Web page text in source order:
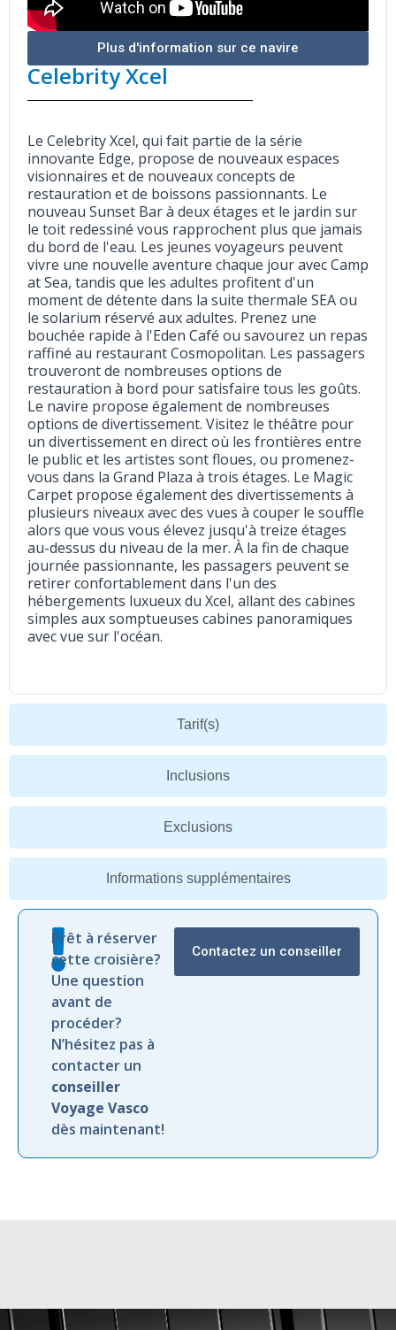
Tarif(s)
Inclusions
Exclusions
Informations supplémentaires
Plus d'information sur ce navire
Celebrity Xcel
Le Celebrity Xcel, qui fait partie de la série
innovante Edge, propose de nouveaux espaces
visionnaires et de nouveaux concepts de
restauration et de boissons passionnants. Le
nouveau Sunset Bar à deux étages et le jardin sur
le toit redessiné vous rapprochent plus que jamais
du bord de l'eau. Les jeunes voyageurs peuvent
vivre une nouvelle aventure chaque jour avec Camp
at Sea, tandis que les adultes profitent d'un
moment de détente dans la suite thermale SEA ou
le solarium réservé aux adultes. Prenez une
bouchée rapide à l'Eden Café ou savourez un repas
raffiné au restaurant Cosmopolitan. Les passagers
trouveront de nombreuses options de
restauration à bord pour satisfaire tous les goûts.
Le navire propose également de nombreuses
options de divertissement. Visitez le théâtre pour
un divertissement en direct où les frontières entre
le public et les artistes sont floues, ou promenez-
vous dans la Grand Plaza à trois étages. Le Magic
Carpet propose également des divertissements à
plusieurs niveaux avec des vues à couper le souffle
alors que vous vous élevez jusqu'à treize étages
au-dessus du niveau de la mer. À la fin de chaque
journée passionnante, les passagers peuvent se
retirer confortablement dans l'un des
hébergements luxueux du Xcel, allant des cabines
simples aux somptueuses cabines panoramiques
avec vue sur l'océan.
Prêt à réserver
cette croisière?
Une question
avant de
procéder?
N’hésitez pas à
contacter un
conseiller
Voyage Vasco
dès maintenant!
Contactez un conseiller